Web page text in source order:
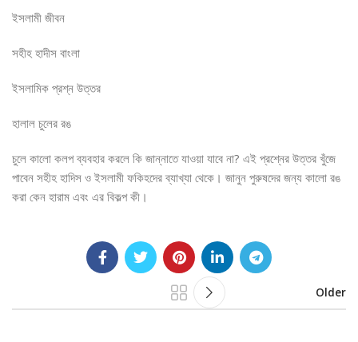
ইসলামী জীবন
সহীহ হাদীস বাংলা
ইসলামিক প্রশ্ন উত্তর
হালাল চুলের রঙ
চুলে কালো কলপ ব্যবহার করলে কি জান্নাতে যাওয়া যাবে না? এই প্রশ্নের উত্তর খুঁজে
পাবেন সহীহ হাদিস ও ইসলামী ফকিহদের ব্যাখ্যা থেকে। জানুন পুরুষদের জন্য কালো রঙ
করা কেন হারাম এবং এর বিকল্প কী।
Older